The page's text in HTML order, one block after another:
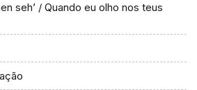
seh’ / Quando eu olho nos teus